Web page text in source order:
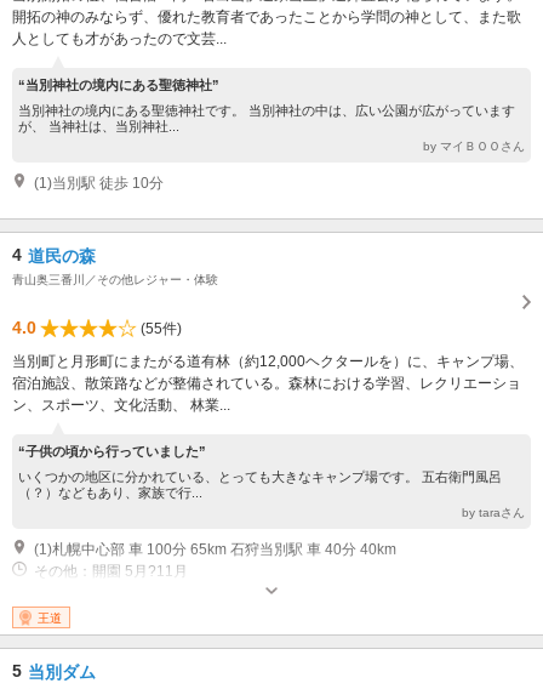
開拓の神のみならず、優れた教育者であったことから学問の神として、また歌
人としても才があったので文芸...
“当別神社の境内にある聖徳神社”
当別神社の境内にある聖徳神社です。 当別神社の中は、広い公園が広がっています
が、 当神社は、当別神社...
by マイＢＯＯさん
(1)当別駅 徒歩 10分
4 道民の森
青山奥三番川／その他レジャー・体験
4.0
(55件)
当別町と月形町にまたがる道有林（約12,000ヘクタールを）に、キャンプ場、
宿泊施設、散策路などが整備されている。森林における学習、レクリエーショ
ン、スポーツ、文化活動、 林業...
“子供の頃から行っていました”
いくつかの地区に分かれている、とっても大きなキャンプ場です。 五右衛門風呂
（？）などもあり、家族で行...
by taraさん
(1)札幌中心部 車 100分 65km 石狩当別駅 車 40分 40km
その他：開園 5月?11月
王道
5 当別ダム